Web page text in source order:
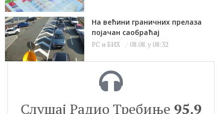
На већини граничних прелаза
појачан саобраћај
РС и БИХ 08.08. у 08:32
Слушај Радио Требиње 95.9